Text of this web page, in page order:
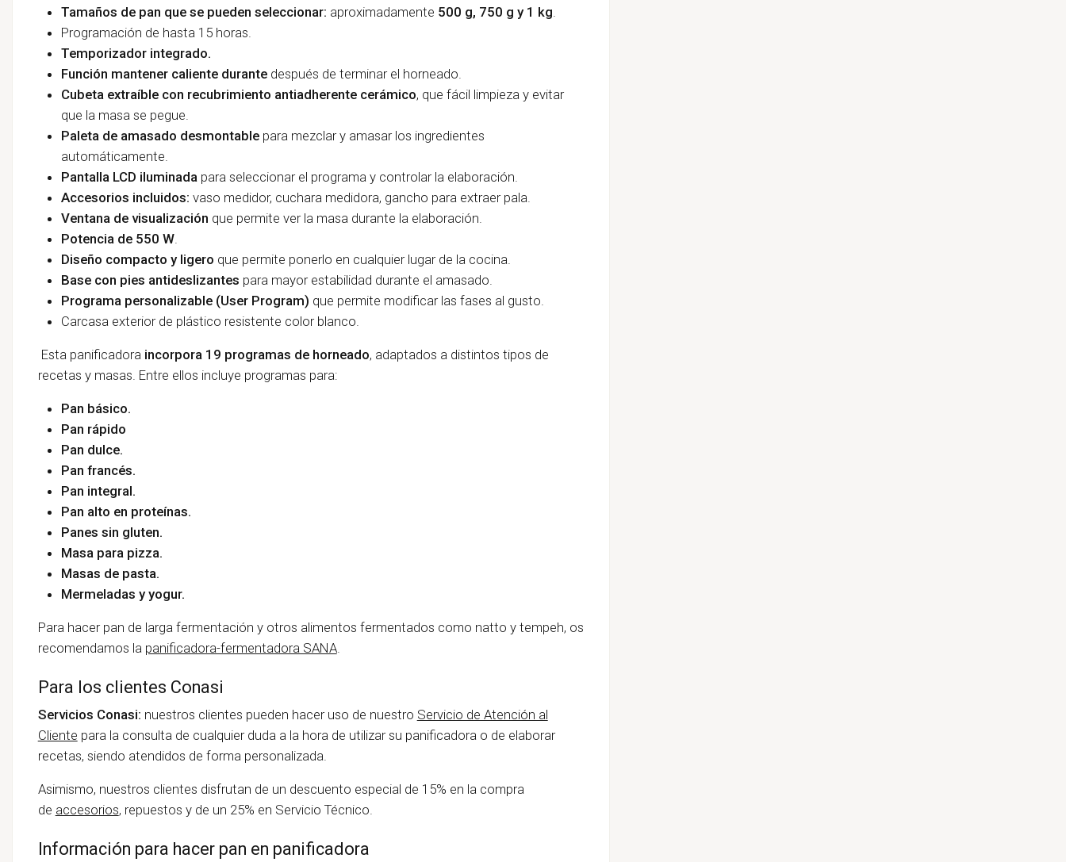
Tamaños de pan que se pueden seleccionar: aproximadamente 500 g, 750 g y 1 kg
Programación de hasta 15 horas.
Temporizador integrado.
Función mantener caliente durante después de terminar el horneado.
Cubeta extraíble con recubrimiento antiadherente cerámico, que fácil limpieza y evitar
que la masa se pegue.
Paleta de amasado desmontable para mezclar y amasar los ingredientes
automáticamente.
Pantalla LCD iluminada para seleccionar el programa y controlar la elaboración.
Accesorios incluidos: vaso medidor, cuchara medidora, gancho para extraer pala.
Ventana de visualización que permite ver la masa durante la elaboración.
Potencia de 550 W
Diseño compacto y ligero que permite ponerlo en cualquier lugar de la cocina.
Base con pies antideslizantes para mayor estabilidad durante el amasado.
Programa personalizable (User Program) que permite modificar las fases al gusto.
Carcasa exterior de plástico resistente color blanco.
Esta panificadora incorpora 19 programas de horneado, adaptados a distintos tipos de
recetas y masas. Entre ellos incluye programas para:
Pan básico.
Pan rápido
Pan dulce.
Pan francés.
Pan integral.
Pan alto en proteínas.
Panes sin gluten.
Masa para pizza.
Masas de pasta.
Mermeladas y yogur.
Para hacer pan de larga fermentación y otros alimentos fermentados como natto y tempeh, os
recomendamos la panificadora-fermentadora SANA.
Para los clientes Conasi
Servicios Conasi: nuestros clientes pueden hacer uso de nuestro Servicio de Atención al
Cliente para la consulta de cualquier duda a la hora de utilizar su panificadora o de elaborar
recetas, siendo atendidos de forma personalizada.
Asimismo, nuestros clientes disfrutan de un descuento especial de 15% en la compra
de accesorios, repuestos y de un 25% en Servicio Técnico.
Información para hacer pan en panificadora